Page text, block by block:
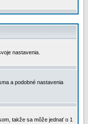
nastavenia.
a podobné nastavenia
takže sa môže jednať o 1